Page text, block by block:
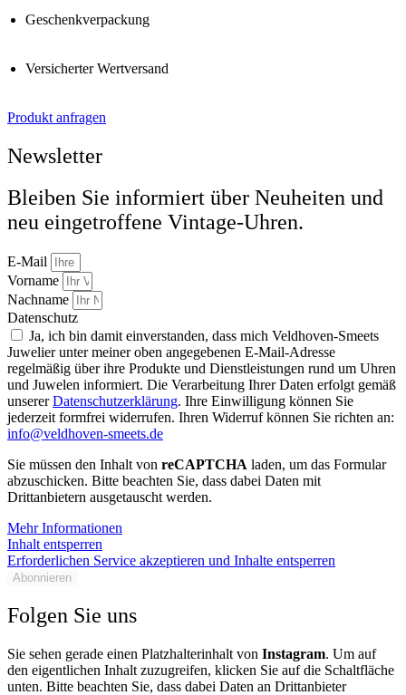
Geschenkverpackung
Versicherter Wertversand
Produkt anfragen
Newsletter
Bleiben Sie informiert über Neuheiten und
neu eingetroffene Vintage-Uhren.
E-Mail
Vorname
Nachname
Datenschutz
Ja, ich bin damit einverstanden, dass mich Veldhoven-Smeets
Juwelier unter meiner oben angegebenen E-Mail-Adresse
regelmäßig über ihre Produkte und Dienstleistungen rund um Uhren
und Juwelen informiert. Die Verarbeitung Ihrer Daten erfolgt gemäß
unsererDatenschutzerklärung. Ihre Einwilligung können Sie
jederzeit formfrei widerrufen. Ihren Widerruf können Sie richten an:
info@veldhoven-smeets.de
Sie müssen den Inhalt von reCAPTCHA laden, um das Formular
abzuschicken. Bitte beachten Sie, dass dabei Daten mit
Drittanbietern ausgetauscht werden.
Mehr Informationen
Inhalt entsperren
Erforderlichen Service akzeptieren und Inhalte entsperren
Abonnieren
Folgen Sie uns
Sie sehen gerade einen Platzhalterinhalt von Instagram. Um auf
den eigentlichen Inhalt zuzugreifen, klicken Sie auf die Schaltfläche
unten. Bitte beachten Sie, dass dabei Daten an Drittanbieter